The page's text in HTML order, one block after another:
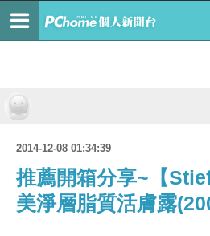
2014-12-08 01:34:39
推薦開箱分享~【
美淨層脂質活膚露